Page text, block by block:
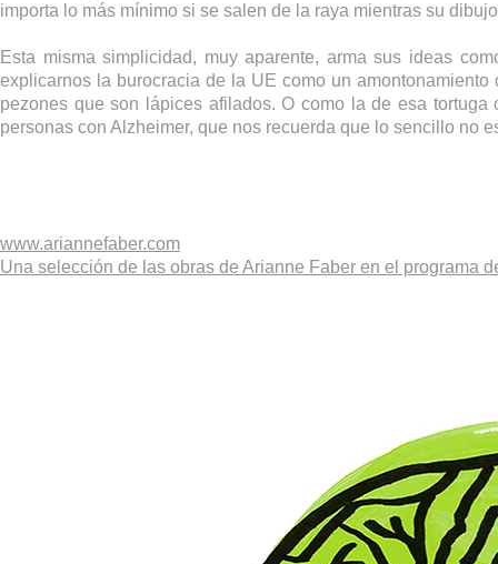
importa lo más mínimo si se salen de la raya mientras su
Esta misma simplicidad, muy aparente, arma sus ideas
explicarnos la burocracia de la UE como un
pezones que son lápices afilados. O como la de esa
personas con Alzheimer, que nos recuerda que lo sencillo no
www.ariannefaber.com
Una selección de las obras de Arianne Faber en el programa